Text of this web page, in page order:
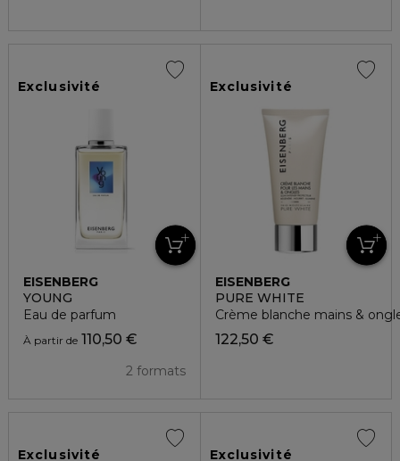
Exclusivité
EISENBERG
YOUNG
Eau de parfum
À partir de 110,50 €
2 formats
Exclusivité
EISENBERG
PURE WHITE
Crème blanche mains &
122,50 €
Exclusivité Exclusivité